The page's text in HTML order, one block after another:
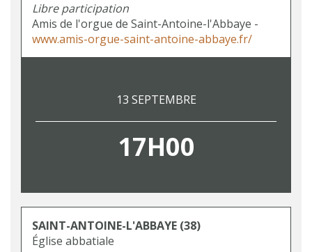
Libre participation
Amis de l'orgue de Saint-Antoine-l'Abbaye -
www.amis-orgue-saint-antoine-abbaye.fr/
13 SEPTEMBRE
17H00
SAINT-ANTOINE-L'ABBAYE (38)
Église abbatiale